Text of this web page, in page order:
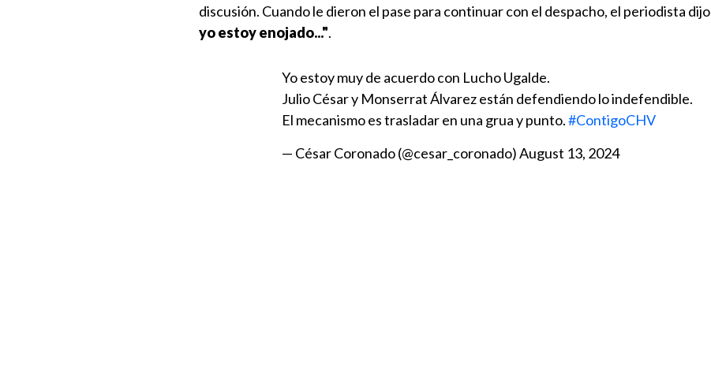
discusión. Cuando le dieron el pase para continuar con el despacho, el periodista dijo
yo estoy enojado...".
Yo estoy muy de acuerdo con Lucho Ugalde.
Julio César y Monserrat Álvarez están defendiendo lo indefendible.
El mecanismo es trasladar en una grua y punto.#ContigoCHV
— César Coronado (@cesar_coronado)August 13, 2024